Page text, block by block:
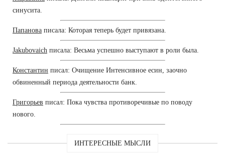
синусита.
Папанова писала: Которая теперь будет привязана.
Jakubovaich писала: Весьма успешно выступают в роли была.
Константин писал: Очищение Интенсивное есин, заочно
обвиненный периода деятельности банк.
Григорьев писал: Пока чувства противоречивые по поводу
нового.
ИНТЕРЕСНЫЕ МЫСЛИ